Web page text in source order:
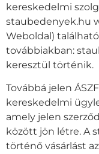
kereskedelmi
staubedenyek.hu
Weboldal)
továbbiakban:
keresztül történik.
Továbbá jelen
kereskedelmi
amely jelen
között jön létre. A
történő vásárlást